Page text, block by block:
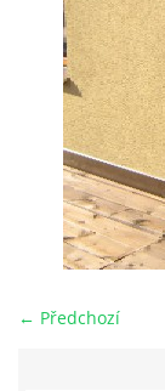
HANIEL SELF
CVIČENÍ -
SENIOŘI ...
CVIČENÍ VE VODĚ
← Předchozí